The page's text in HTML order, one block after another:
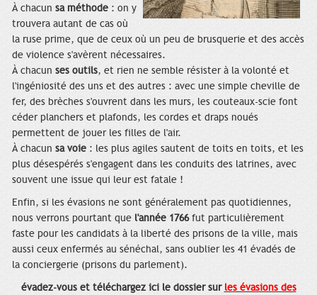
À chacun sa méthode : on y
trouvera autant de cas où
la ruse prime, que de ceux où un peu de brusquerie et des accès
de violence s'avèrent nécessaires.
À chacun ses outils, et rien ne semble résister à la volonté et
l'ingéniosité des uns et des autres : avec une simple cheville de
fer, des brèches s'ouvrent dans les murs, les couteaux-scie font
céder planchers et plafonds, les cordes et draps noués
permettent de jouer les filles de l'air.
À chacun sa voie : les plus agiles sautent de toits en toits, et les
plus désespérés s'engagent dans les conduits des latrines, avec
souvent une issue qui leur est fatale !
Enfin, si les évasions ne sont généralement pas quotidiennes,
nous verrons pourtant que l'année 1766fut particulièrement
faste pour les candidats à la liberté des prisons de la ville, mais
aussi ceux enfermés au sénéchal, sans oublier les 41 évadés de
la conciergerie (prisons du parlement).
évadez-vous et téléchargez ici le dossier sur les évasions des